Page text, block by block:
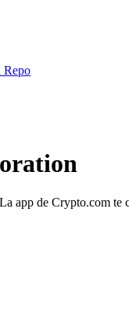
Repo
app de Crypto.com